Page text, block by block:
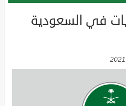
في السعودية